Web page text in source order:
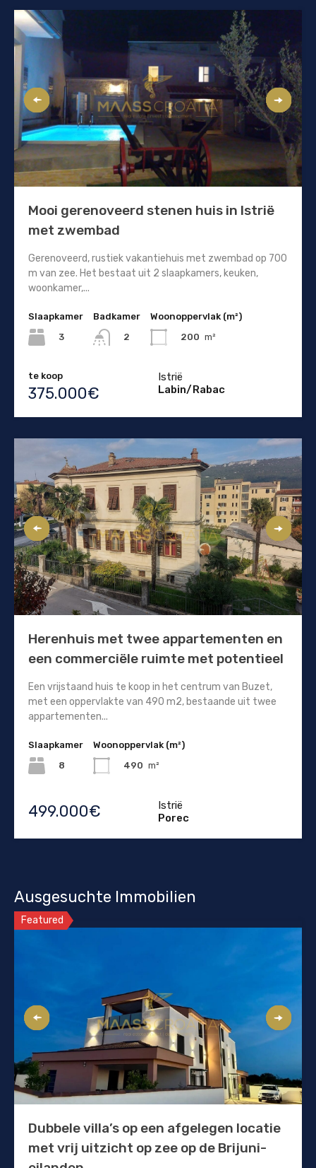
Mooi gerenoveerd stenen huis in Istrië
met zwembad
Gerenoveerd, rustiek vakantiehuis met zwembad op 700
m van zee. Het bestaat uit 2 slaapkamers, keuken,
woonkamer,...
Slaapkamer
3
Badkamer
2
Woonoppervlak (m²)
200 m²
te koop
375.000€
Istrië
Labin/Rabac
Herenhuis met twee appartementen en
een commerciële ruimte met potentieel
Een vrijstaand huis te koop in het centrum van Buzet,
met een oppervlakte van 490 m2, bestaande uit twee
appartementen...
Slaapkamer
8
Woonoppervlak (m²)
490 m²
499.000€
Istrië
Porec
Ausgesuchte Immobilien
Featured
Dubbele villa’s op een afgelegen locatie
met vrij uitzicht op zee op de Brijuni-